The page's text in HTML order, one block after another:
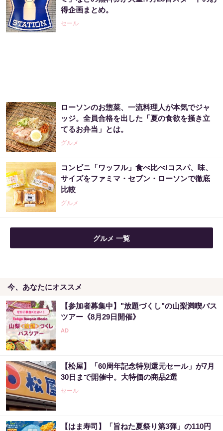
PR（合同会社デジタルファーム ）
【宝くじの裏技】当たる側に回るか、このま
まか
PR（合同会社デジタルファーム ）
【今すぐやって】60歳以上は〇〇しないと金
運が崩壊します
PR（合同会社デジタルファーム ）
得企画まとめ。
セール
ローソンのお惣菜、一流料理人が本気でジャ
ッジ。全員合格を出した「夏の食欲を掻き立
てるお弁当」とは。
グルメ
コンビニ「ワッフル」食べ比べ!コスパ、味、
サイズをファミマ・セブン・ローソンで徹底
比較
グルメ
グルメ 一覧
今、あなたにオススメ
【参加者募集中】"放題づくし"の山梨満喫バス
ツアー《8月29日開催》
【松屋】「60周年記念特別還元セール」が7月
30日まで開催中。大特価の商品2選
セール
【はま寿司】「旨ねた夏祭り第3弾」の110円